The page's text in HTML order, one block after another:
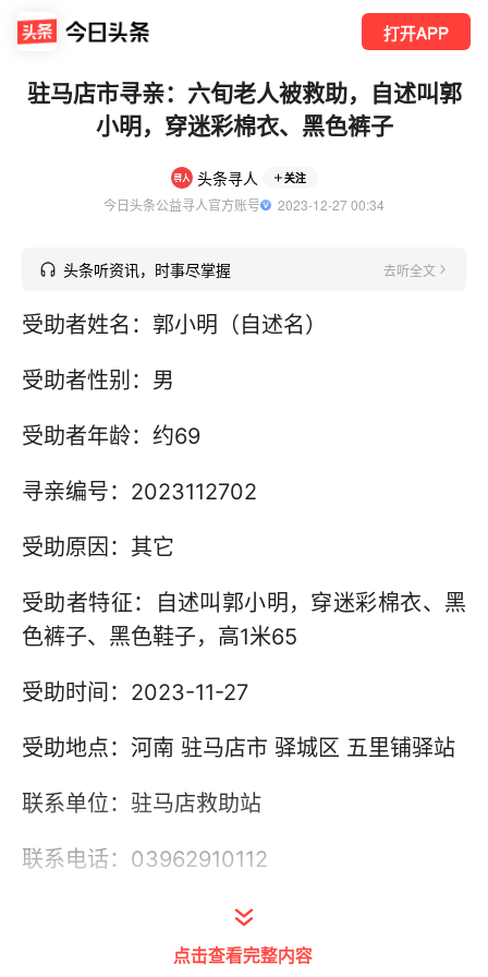
打开APP
驻马店市寻亲：六旬老人被救助，自述叫郭
小明，穿迷彩棉衣、黑色裤子
头条寻人 关注
今日头条公益寻人官方账号
  2023-12-27 00:34
头条听资讯，时事尽掌握 去听全文
受助者姓名：郭小明（自述名）
受助者性别：男
受助者年龄：约69
寻亲编号：2023112702
受助原因：其它
受助者特征：自述叫郭小明，穿迷彩棉衣、黑
色裤子、黑色鞋子，高1米65
受助时间：2023-11-27
受助地点：河南 驻马店市 驿城区 五里铺驿站
联系单位：驻马店救助站
联系电话：03962910112
点击查看完整内容